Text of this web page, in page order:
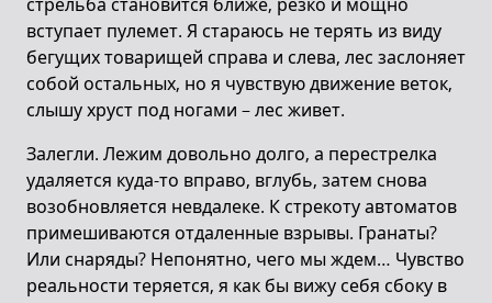
вступает пулемет. Я стараюсь не терять из виду
бегущих товарищей справа и слева, лес заслоняет
собой остальных, но я чувствую движение веток,
слышу хруст под ногами – лес живет.
Залегли. Лежим довольно долго, а перестрелка
удаляется куда-то вправо, вглубь, затем снова
возобновляется невдалеке. К стрекоту автоматов
примешиваются отдаленные взрывы. Гранаты?
Или снаряды? Непонятно, чего мы ждем… Чувство
реальности теряется, я как бы вижу себя сбоку в